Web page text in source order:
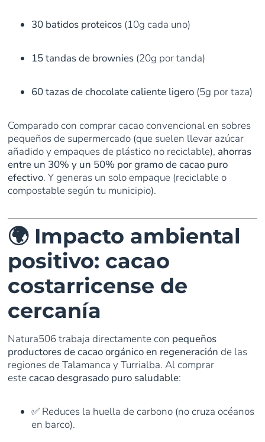
30 batidos proteicos (10g cada uno)
15 tandas de brownies (20g por tanda)
60 tazas de chocolate caliente ligero (5g por taza)
Comparado con comprar cacao convencional en sobres
pequeños de supermercado (que suelen llevar azúcar
añadido y empaques de plástico no reciclable), ahorras
entre un 30% y un 50% por gramo de cacao puro
efectivo. Y generas un solo empaque (reciclable o
compostable según tu municipio).
🌍 Impacto ambiental
positivo: cacao
costarricense de
cercanía
Natura506 trabaja directamente con pequeños
productores de cacao orgánico en regeneración de las
regiones de Talamanca y Turrialba. Al comprar
estecacao desgrasado puro saludable:
✅ Reduces la huella de carbono (no cruza océanos
en barco).